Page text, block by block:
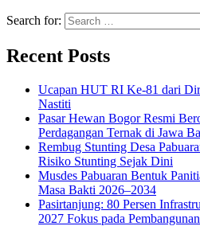
Search for:
Recent Posts
Ucapan HUT RI Ke-81 dari
Nastiti
Pasar Hewan Bogor Resmi
Perdagangan Ternak di Jawa
Rembug Stunting Desa
Risiko Stunting Sejak Dini
Musdes Pabuaran Bentuk
Masa Bakti 2026–2034
Pasirtanjung: 80 Persen
2027 Fokus pada